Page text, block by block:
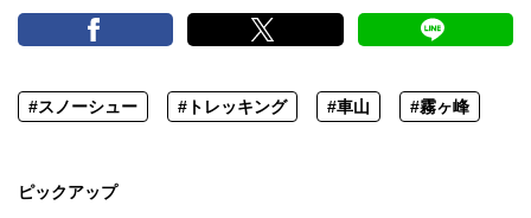
#スノーシュー #トレッキング #車山 #霧ヶ峰
ピックアップ